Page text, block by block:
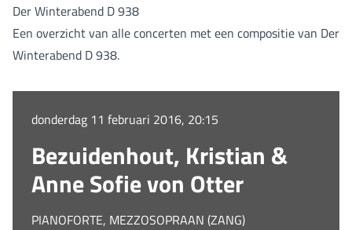
Der Winterabend D 938
Een overzicht van alle concerten met een compositie van Der
Winterabend D 938.
donderdag 11 februari 2016, 20:15
Bezuidenhout, Kristian &
Anne Sofie von Otter
PIANOFORTE, MEZZOSOPRAAN (ZANG)